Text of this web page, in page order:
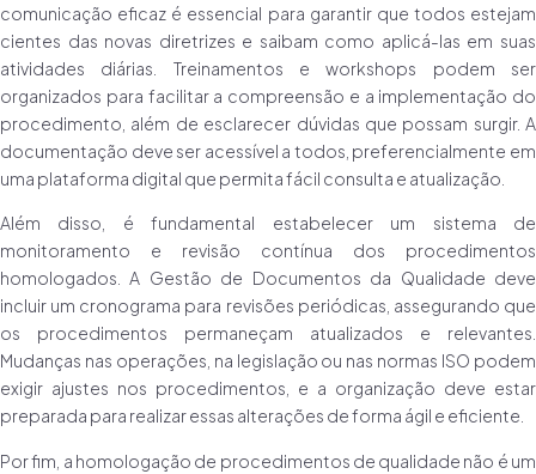
comunicação eficaz é essencial para garantir que todos estejam
cientes das novas diretrizes e saibam como aplicá-las em suas
atividades diárias. Treinamentos e workshops podem ser
organizados para facilitar a compreensão e a implementação do
procedimento, além de esclarecer dúvidas que possam surgir. A
documentação deve ser acessível a todos, preferencialmente em
uma plataforma digital que permita fácil consulta e atualização.
Além disso, é fundamental estabelecer um sistema de
monitoramento e revisão contínua dos procedimentos
homologados. A Gestão de Documentos da Qualidade deve
incluir um cronograma para revisões periódicas, assegurando que
os procedimentos permaneçam atualizados e relevantes.
Mudanças nas operações, na legislação ou nas normas ISO podem
exigir ajustes nos procedimentos, e a organização deve estar
preparada para realizar essas alterações de forma ágil e eficiente.
Por fim, a homologação de procedimentos de qualidade não é um